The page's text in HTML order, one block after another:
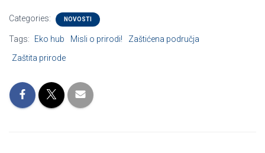
Categories: NOVOSTI
Tags: Eko hub Misli o prirodi!
Zaštićena područja
Zaštita prirode